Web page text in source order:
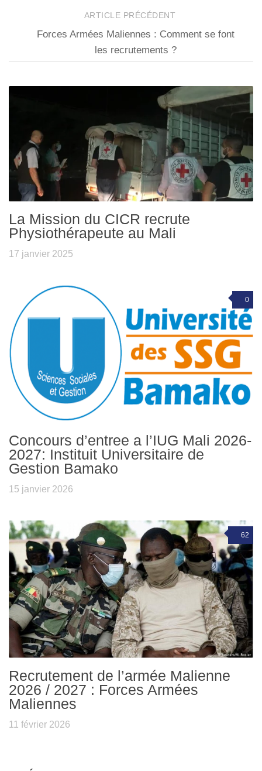
ARTICLE PRÉCÉDENT
Forces Armées Maliennes : Comment se font
les recrutements ?
La Mission du CICR recrute
Physiothérapeute au Mali
17 janvier 2025
0
Concours d’entree a l’IUG Mali 2026-
2027: Instituit Universitaire de
Gestion Bamako
15 janvier 2026
62
Recrutement de l’armée Malienne
2026 / 2027 : Forces Armées
Maliennes
11 février 2026